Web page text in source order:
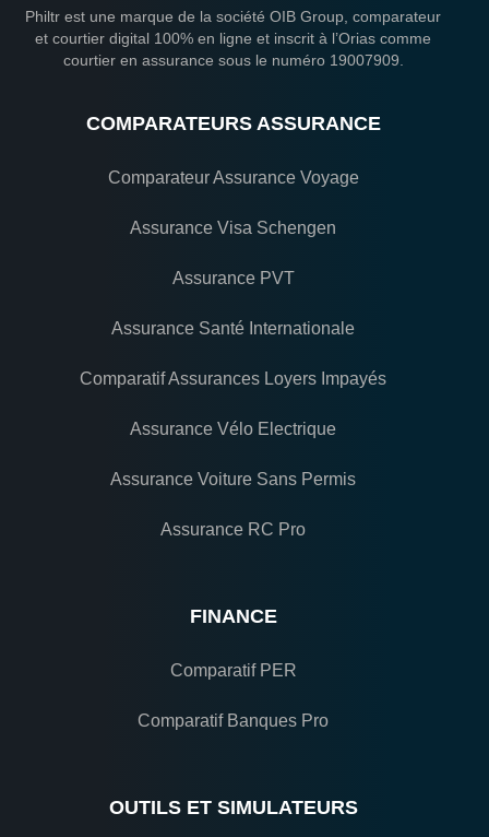
Philtr est une marque de la société OIB Group, comparateur
et courtier digital 100% en ligne et inscrit à l’Orias comme
courtier en assurance sous le numéro 19007909.
COMPARATEURS ASSURANCE
Comparateur Assurance Voyage
Assurance Visa Schengen
Assurance PVT
Assurance Santé Internationale
Comparatif Assurances Loyers Impayés
Assurance Vélo Electrique
Assurance Voiture Sans Permis
Assurance RC Pro
FINANCE
Comparatif PER
Comparatif Banques Pro
OUTILS ET SIMULATEURS